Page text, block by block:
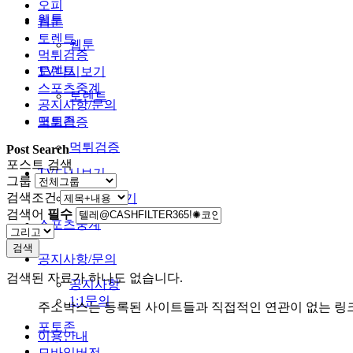
웹툰
웹툰
토렌트
토렌트
먹튀검증
먹튀검증
TV다시보기
TV다시보기
스포츠중계
공지사항/문의
공지사항
1:1문의
포토존
오피
웹툰
토렌트
먹튀검증
TV다시보기
스포츠중계
공지사항/문의
포토존
Post Search
포스트 검색
그룹
검색조건
검색어 필수
검색
검색된 자료가 하나도 없습니다.
주소박스는 등록된 사이트들과 직접적인 연관이 없는 링
이용안내